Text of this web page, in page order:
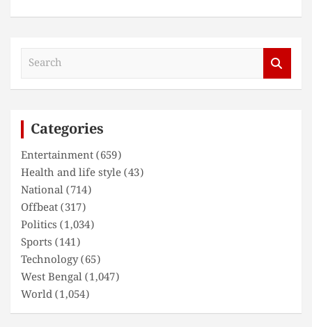
Categories
Entertainment(659)
Health and life style(43)
National(714)
Offbeat(317)
Politics (1,034)
Sports (141)
Technology(65)
West Bengal(1,047)
World(1,054)